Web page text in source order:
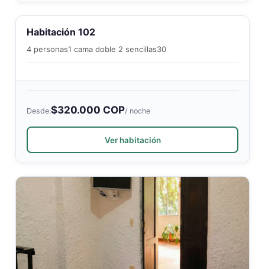
Habitación 102
4 personas1 cama doble 2 sencillas30
Desde:$320.000 COP/ noche
Ver habitación